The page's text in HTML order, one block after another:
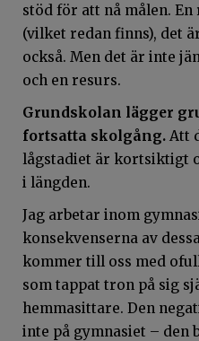
stöd för att nå målen.
(vilket redan finns), det
också. Men det är inte
och en resurs.
Grundskolan lägger
fortsatta skolgång. Att
lågstadiet är kortsiktigt
i längden.
Jag arbetar inom
konsekvenserna av
kommer till oss med
som tappat tron på sig
hemmasittare. Den
inte på gymnasiet – den